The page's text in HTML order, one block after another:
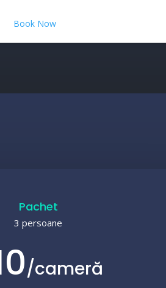
Book Now
Pachet
3 persoane
/cameră